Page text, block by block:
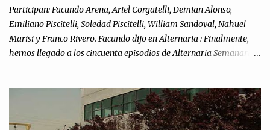
Participan: Facundo Arena, Ariel Corgatelli, Demian Alonso,
Emiliano Piscitelli, Soledad Piscitelli, William Sandoval, Nahuel
Marisi y Franco Rivero. Facundo dijo en Alternaria : Finalmente,
hemos llegado a los cincuenta episodios de Alternaria Semanario.
nuestra propia óptica: un punto de vista independiente e
informal.Para festejarlo, se nos ocurrió que estemos todos juntos; y
cuando digo "todos" me refiero a toda la gente que alguna vez